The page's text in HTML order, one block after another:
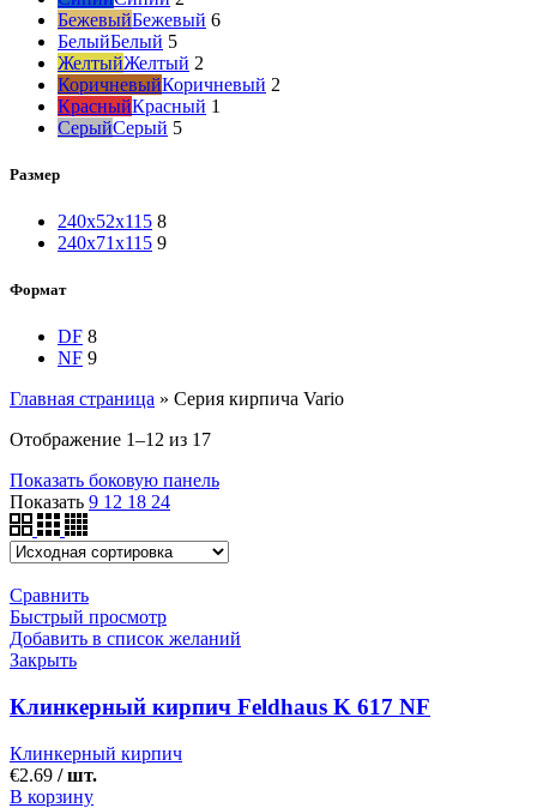
БежевыйБежевый 6
БелыйБелый 5
ЖелтыйЖелтый 2
КоричневыйКоричневый 2
КрасныйКрасный 1
СерыйСерый 5
Размер
240x52x115 8
240x71x115 9
Формат
DF 8
NF 9
Главная страница » Серия кирпича Vario
Отображение 1–12 из 17
Показать боковую панель
Показать 9 12 18 24
Сравнить
Быстрый просмотр
Добавить в список желаний
Закрыть
Клинкерный кирпич Feldhaus K 617 NF
Клинкерный кирпич
€2.69 / шт.
В корзину